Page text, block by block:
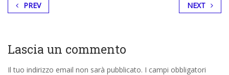
PREV NEXT
Lascia un commento
Il tuo indirizzo email non sarà pubblicato. I campi obbligatori